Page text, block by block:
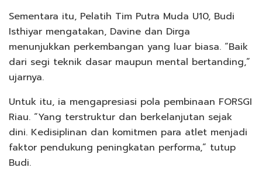
Sementara itu, Pelatih Tim Putra Muda U10, Budi
Isthiyar mengatakan, Davine dan Dirga
menunjukkan perkembangan yang luar biasa. “Baik
dari segi teknik dasar maupun mental bertanding,”
ujarnya.
Untuk itu, ia mengapresiasi pola pembinaan FORSGI
Riau. “Yang terstruktur dan berkelanjutan sejak
dini. Kedisiplinan dan komitmen para atlet menjadi
faktor pendukung peningkatan performa,” tutup
Budi.